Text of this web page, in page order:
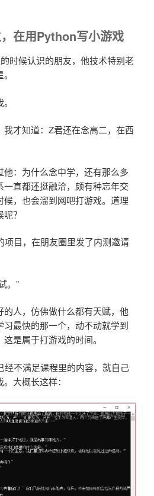
，在用Python写小游戏
时候认识的朋友，他技术特别老
才知道：Z君还在念高二，在西
：为什么念中学，还有那么多
直都还挺融洽，颇有种忘年交
，也会溜到网吧打游戏。道理
？
项目，在朋友圈里发了内测邀请
。”
人，仿佛做什么都有天赋，他
最快的那一个，动不动就学到
是属于打游戏的时间。
经不满足课程里的内容，就自己
大概长这样：